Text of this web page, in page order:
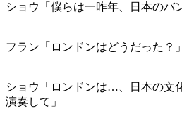
ショウ「僕らは一昨年、日本の
フラン「ロンドンはどうだった？」
ショウ「ロンドンは…、日本の文
演奏して」